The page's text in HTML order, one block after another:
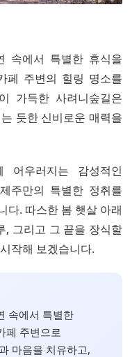
속에서 특별한 휴식을
페 주변의 힐링 명소를
가득한 사려니숲길은
듯한 신비로운 매력을
어우러지는 감성적인
주만의 특별한 정취를
다. 따스한 봄 햇살 아래
, 그리고 그 끝을 장식할
작해 보겠습니다.
속에서 특별한
페 주변으로
마음을 치유하고,